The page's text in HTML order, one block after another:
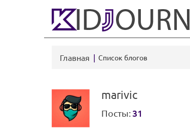
Главная Список блогов
marivic
Посты: 31